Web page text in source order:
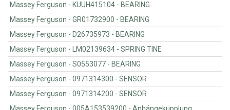
Massey Ferguson - KUUH415104 - BEARING
Massey Ferguson - GR01732900 - BEARING
Massey Ferguson - D26735973 - BEARING
Massey Ferguson - LM02139634 - SPRING TINE
Massey Ferguson - S0553077 - BEARING
Massey Ferguson - 0971314300 - SENSOR
Massey Ferguson - 0971314200 - SENSOR